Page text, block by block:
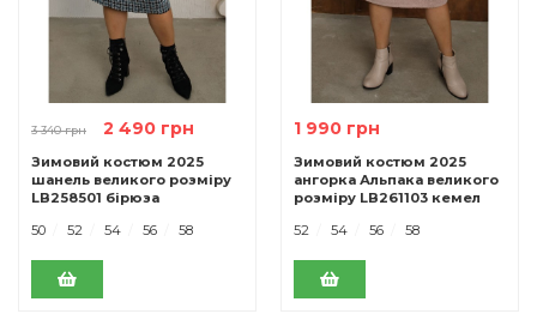
3 340 грн 2 490 грн
Зимовий костюм 2025
шанель великого розміру
LB258501 бірюза
50
52 54 56 58
1 990 грн
Зимовий костюм 2025
ангорка Альпака великого
розміру LB261103 кемел
52
54 56 58